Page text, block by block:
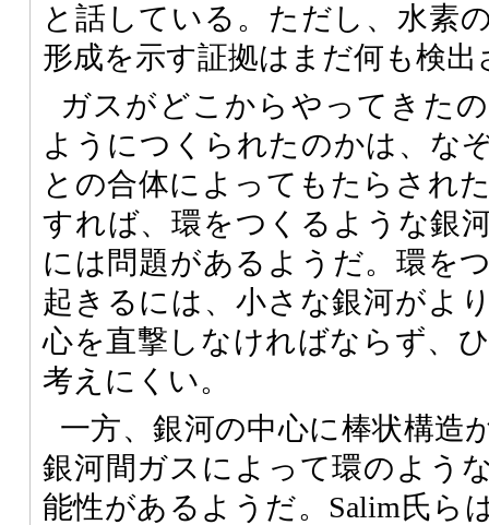
と話している。ただし、水素
形成を示す証拠はまだ何も検
ガスがどこからやってきた
ようにつくられたのかは、な
との合体によってもたらされ
すれば、環をつくるような銀
には問題があるようだ。環を
起きるには、小さな銀河がよ
心を直撃しなければならず、
考えにくい。
一方、銀河の中心に棒状構造
銀河間ガスによって環のよう
能性があるようだ。Salim氏ら